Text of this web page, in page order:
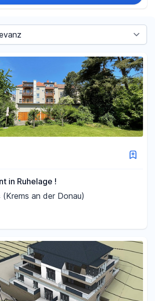
€
Filter für Preis zurücksetzen
in Ruhelage !
an der Donau)